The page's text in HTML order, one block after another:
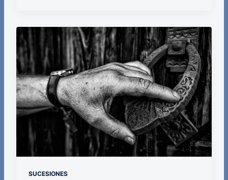
SUCESIONES